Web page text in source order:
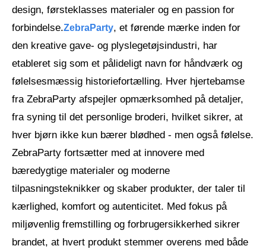
design, førsteklasses materialer og en passion for
forbindelse.ZebraParty, et førende mærke inden for
den kreative gave- og plyslegetøjsindustri, har
etableret sig som et pålideligt navn for håndværk og
følelsesmæssig historiefortælling. Hver hjertebamse
fra ZebraParty afspejler opmærksomhed på detaljer,
fra syning til det personlige broderi, hvilket sikrer, at
hver bjørn ikke kun bærer blødhed - men også følelse.
ZebraParty fortsætter med at innovere med
bæredygtige materialer og moderne
tilpasningsteknikker og skaber produkter, der taler til
kærlighed, komfort og autenticitet. Med fokus på
miljøvenlig fremstilling og forbrugersikkerhed sikrer
brandet, at hvert produkt stemmer overens med både